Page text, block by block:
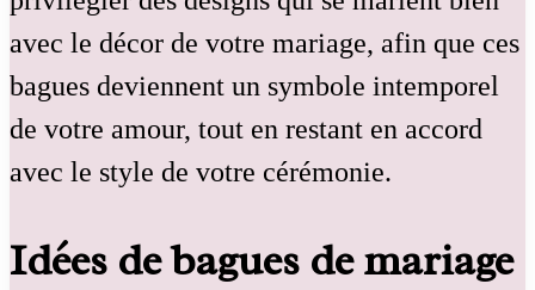
avec le décor de votre mariage, afin que ces
bagues deviennent un symbole intemporel
de votre amour, tout en restant en accord
avec le style de votre cérémonie.
Idées de bagues de mariage